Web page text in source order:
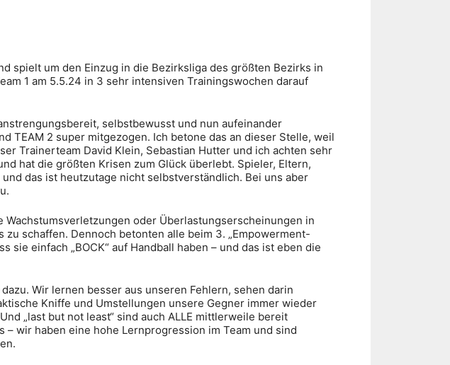
spielt um den Einzug in die Bezirksliga des größten Bezirks in
1 am 5.5.24 in 3 sehr intensiven Trainingswochen darauf
selbstbewusst und nun aufeinander
TEAM 2 super mitgezogen. Ich betone das an dieser Stelle, weil
Trainerteam David Klein, Sebastian Hutter und ich achten sehr
hat die größten Krisen zum Glück überlebt. Spieler, Eltern,
das ist heutzutage nicht selbstverständlich. Bei uns aber
oder Überlastungserscheinungen in
schaffen. Dennoch betonten alle beim 3. „Empowerment-
einfach „BOCK“ auf Handball haben – und das ist eben die
Wir lernen besser aus unseren Fehlern, sehen darin
Kniffe und Umstellungen unsere Gegner immer wieder
„last but not least“ sind auch ALLE mittlerweile bereit
wir haben eine hohe Lernprogression im Team und sind